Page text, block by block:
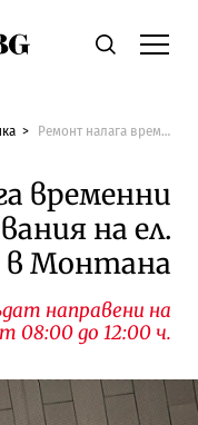
Economic.bgТърсене
Ремонт налага временни прекъсвания на ел. захранването в Монтана
временни
на ел.
в Монтана
направени на
08:00 до 12:00 ч.